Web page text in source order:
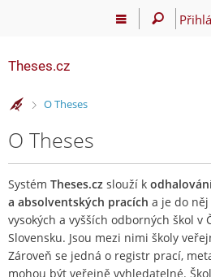
Theses.cz
>
O Theses
O Theses
Systém Theses.cz slouží k
a absolventských pracích a je do
vysokých a vyšších odborných škol v
Slovensku. Jsou mezi nimi školy
Zároveň se jedná o registr prací,
mohou být veřejně vyhledatelné.